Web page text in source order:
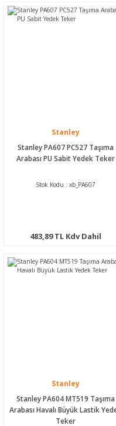
Stanley
Stanley PA607 PC527 Taşıma
Arabası PU Sabit Yedek Teker
Stok Kodu : xb_PA607
483,89 TL Kdv Dahil
Stanley
Stanley PA604 MT519 Taşıma
Arabası Havalı Büyük Lastik
Teker